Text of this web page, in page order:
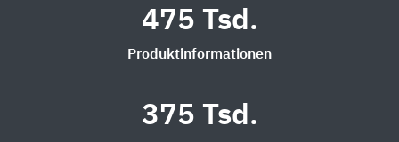
475 Tsd.
Produktinformationen
375 Tsd.